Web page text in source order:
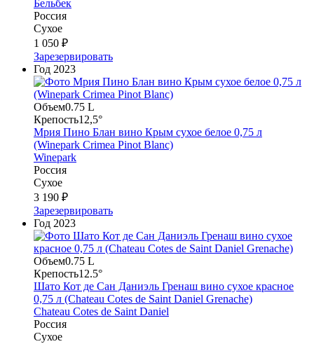
Бельбек
Россия
Сухое
1 050 ₽
Зарезервировать
Год 2023
Объем0.75 L
Крепость12,5°
Мрия Пино Блан вино Крым сухое белое 0,75 л
(Winepark Crimea Pinot Blanc)
Winepark
Россия
Сухое
3 190 ₽
Зарезервировать
Год 2023
Объем0.75 L
Крепость12.5°
Шато Кот де Сан Даниэль Гренаш вино сухое красное
0,75 л (Chateau Cotes de Saint Daniel Grenache)
Chateau Cotes de Saint Daniel
Россия
Сухое